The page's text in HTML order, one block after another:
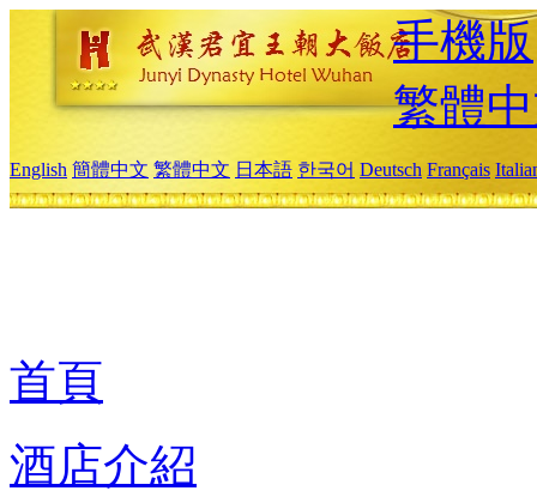
手機版
繁體
English 簡體中文 繁體中文 日本語 한국어 Deutsch Français
首頁
酒店介紹